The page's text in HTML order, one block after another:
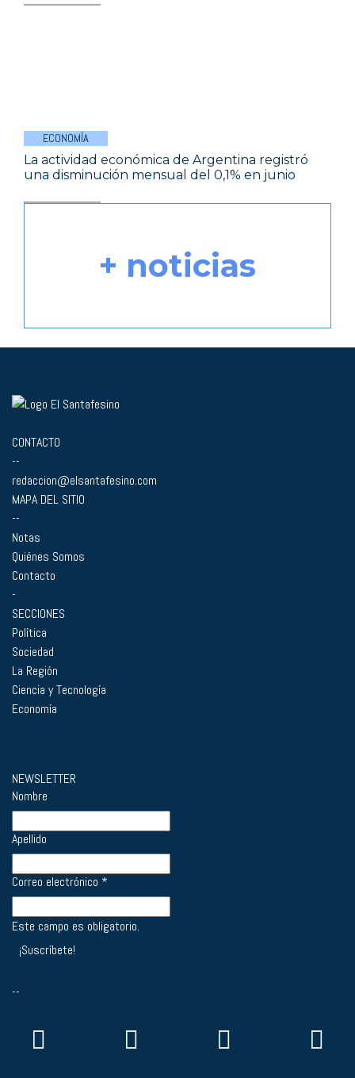
ECONOMÍA
La actividad económica de Argentina registró
una disminución mensual del 0,1% en junio
+ noticias
CONTACTO
--
redaccion@elsantafesino.com
MAPA DEL SITIO
--
Notas
Quiénes Somos
Contacto
-
SECCIONES
Política
Sociedad
La Región
Ciencia y Tecnología
Economía
NEWSLETTER
Nombre
Apellido
Correo electrónico *
Este campo es obligatorio.
--